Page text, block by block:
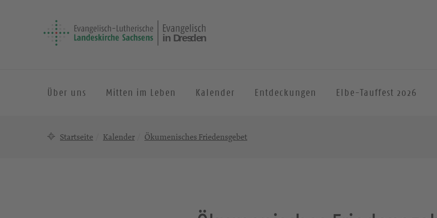
Über uns Mitten im Leben Kalender Entdeckungen Elbe-Tauffest 2026
Startseite Kalender Ökumenisches Friedensgebet